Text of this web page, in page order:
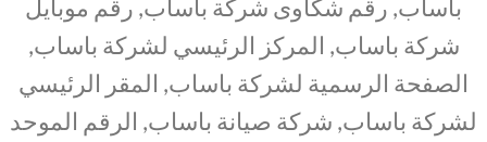
باساب, رقم شكاوى شركة باساب, رقم موبايل
شركة باساب, المركز الرئيسي لشركة باساب,
الصفحة الرسمية لشركة باساب, المقر الرئيسي
لشركة باساب, شركة صيانة باساب, الرقم الموحد